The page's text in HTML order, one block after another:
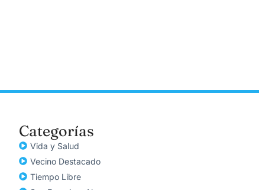
Categorías
Vida y Salud
Vecino Destacado
Tiempo Libre